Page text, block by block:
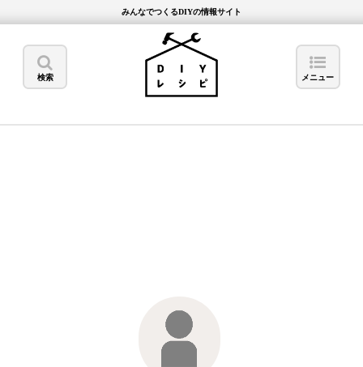
みんなでつくるDIYの情報サイト
検索 メニュー